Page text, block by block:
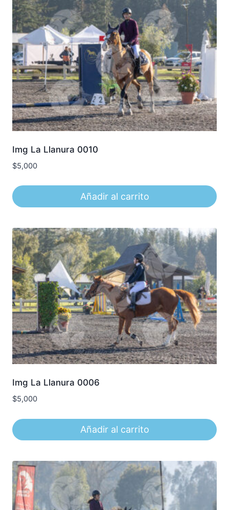
Img La Llanura 0010
$5,000
Añadir al carrito
Img La Llanura 0006
$5,000
Añadir al carrito